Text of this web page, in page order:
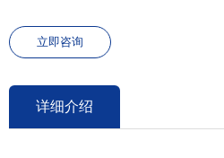
立即咨询
详细介绍